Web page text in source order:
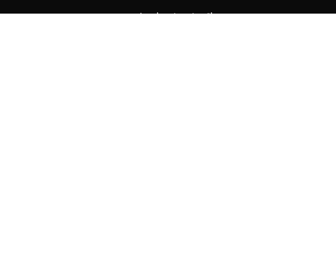
Lauksaimniecība